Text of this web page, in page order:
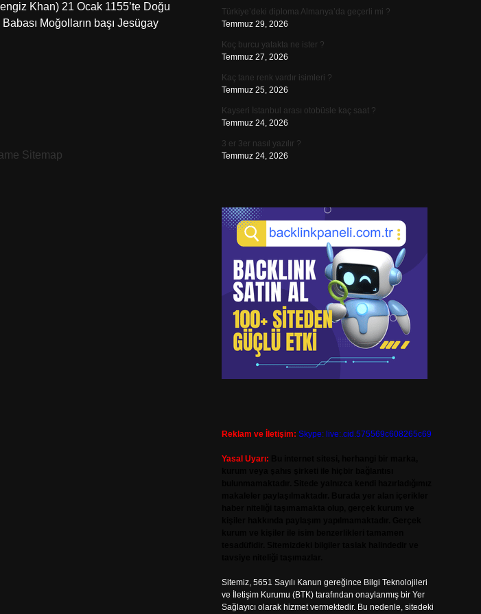
Khan) 21 Ocak 1155’te Doğu
Moğolların başı Jesügay
Sitemap
Türkiye’deki diploma Almanya’da geçerli mi ?
Temmuz 29, 2026
Koç burcu yatakta ne ister ?
Temmuz 27, 2026
Kaç tane renk vardır isimleri ?
Temmuz 25, 2026
Kayseri İstanbul arası otobüsle kaç saat ?
Temmuz 24, 2026
3 er 3er nasıl yazılır ?
Temmuz 24, 2026
Reklam ve İletişim: Skype: live:.cid.575569c608265c69
Yasal Uyarı:
Sitemiz, 5651 Sayılı Kanun gereğince Bilgi Teknolojileri
ve İletişim Kurumu (BTK) tarafından onaylanmış bir Yer
Sağlayıcı olarak hizmet vermektedir. Bu nedenle, sitedeki